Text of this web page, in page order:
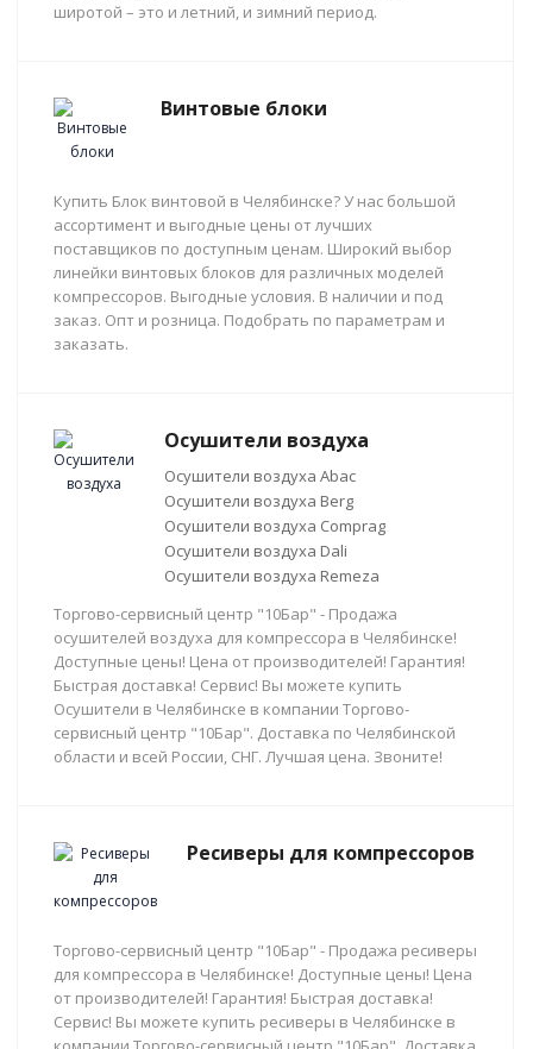
широтой – это и летний, и зимний период.
Винтовые блоки
Купить Блок винтовой в Челябинске? У нас большой
ассортимент и выгодные цены от лучших
поставщиков по доступным ценам. Широкий выбор
линейки винтовых блоков для различных моделей
компрессоров. Выгодные условия. В наличии и под
заказ. Опт и розница. Подобрать по параметрам и
заказать.
Осушители воздуха
Осушители воздуха Abac
Осушители воздуха Berg
Осушители воздуха Comprag
Осушители воздуха Dali
Осушители воздуха Remeza
Торгово-сервисный центр "10Бар" - Продажа
осушителей воздуха для компрессора в Челябинске!
Доступные цены! Цена от производителей! Гарантия!
Быстрая доставка! Сервис! Вы можете купить
Осушители в Челябинске в компании Торгово-
сервисный центр "10Бар". Доставка по Челябинской
области и всей России, СНГ. Лучшая цена. Звоните!
Ресиверы для компрессоров
Торгово-сервисный центр "10Бар" - Продажа ресиверы
для компрессора в Челябинске! Доступные цены! Цена
от производителей! Гарантия! Быстрая доставка!
Сервис! Вы можете купить ресиверы в Челябинске в